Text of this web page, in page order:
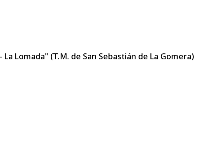
Lomada" (T.M. de San Sebastián de La Gomera)